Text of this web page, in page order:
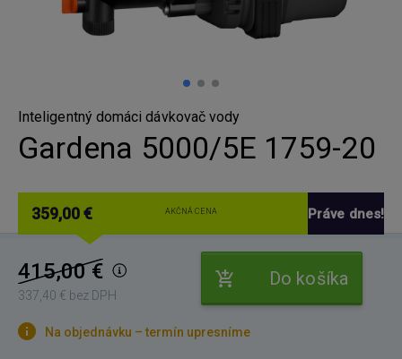
Inteligentný domáci dávkovač vody
Gardena 5000/5E 1759-20
359,00 € AKČNÁ CENA Práve dnes!
415,00 €
337,40 € bez DPH
Do košíka
Na objednávku – termín upresníme